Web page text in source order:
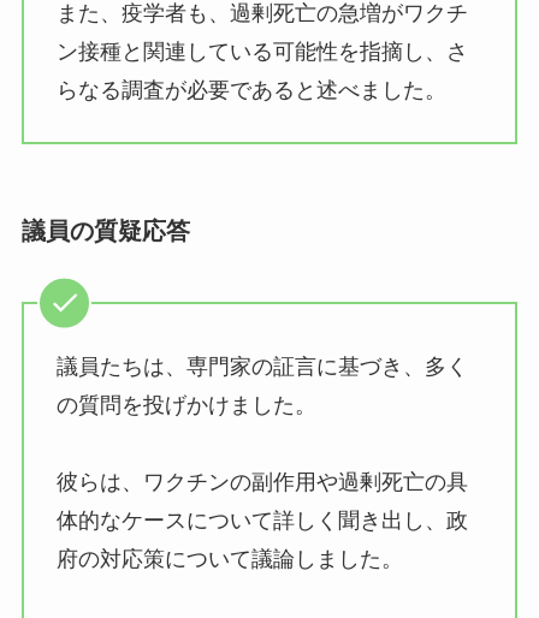
また、疫学者も、過剰死亡の急増がワクチ
ン接種と関連している可能性を指摘し、さ
らなる調査が必要であると述べました。
議員の質疑応答
議員たちは、専門家の証言に基づき、多く
の質問を投げかけました。
彼らは、ワクチンの副作用や過剰死亡の具
体的なケースについて詳しく聞き出し、政
府の対応策について議論しました。